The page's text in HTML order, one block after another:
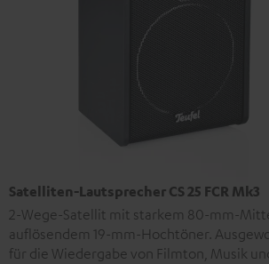
Satelliten-Lautsprecher CS 25 FCR Mk3
2-Wege-Satellit mit starkem 80-mm-
auflösendem 19-mm-Hochtöner.
für die Wiedergabe von Filmton, Musik